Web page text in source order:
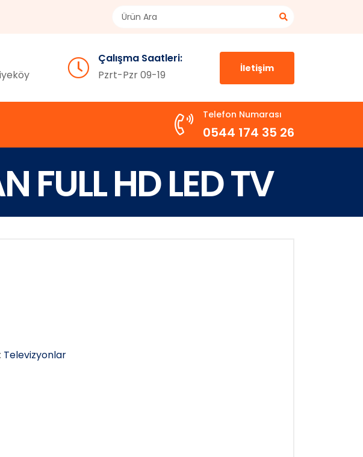
Çalışma Saatleri:
Pzrt-Pzr 09-19
İletişim
Telefon Numarası
0544 174 35 26
FULL HD LED TV
Televizyonlar